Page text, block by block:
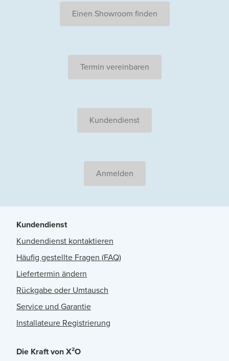
Einen Showroom finden
Termin vereinbaren
Kundendienst
Anmelden
Kundendienst
Kundendienst kontaktieren
Häufig gestellte Fragen (FAQ)
Liefertermin ändern
Rückgabe oder Umtausch
Service und Garantie
Installateure Registrierung
Die Kraft von X²O